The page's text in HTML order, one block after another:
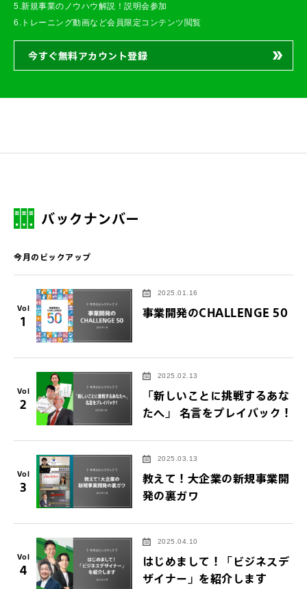
5.新規事業のノウハウ解説！説明会参加
6.トレーニング動画など会員限定コンテンツ閲覧
今すぐ無料アカウント登録
バックナンバー
今月のピックアップ
Vol
1
2025.01.16
事業開発のCHALLENGE 50
Vol
2
2025.02.13
「新しいことに挑戦するあな
たへ」 名言をプレイバック！
Vol
3
2025.03.13
教えて！大企業の新規事業開
発の裏ガワ
Vol
4
2025.04.10
はじめまして！「ビジネスデ
ザイナー」を紹介します